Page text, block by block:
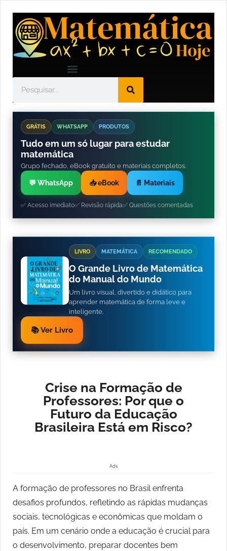
GRÁTIS WHATSAPP PRODUTOS
Tudo em um só lugar para estudar
matemática
Grupo fechado, eBook gratuito e materiais completos.
💬 WhatsApp 📥 eBook 📄 Materiais
✅ Acesso imediato✅ Revisão rápida✅ Questões comentadas
LIVRO MATEMÁTICA RECOMENDADO
O Grande Livro de Matemática
do Manual do Mundo
Um livro visual, divertido e didático para
aprender matemática de forma leve e
inteligente.
📚 Ver Livro
Crise na Formação de
Professores: Por que o
Futuro da Educação
Brasileira Está em Risco?
Ads
A formação de professores no Brasil enfrenta
desafios profundos, refletindo as rápidas mudanças
sociais, tecnológicas e econômicas que moldam o
país. Em um cenário onde a educação é crucial para
o desenvolvimento, preparar docentes bem